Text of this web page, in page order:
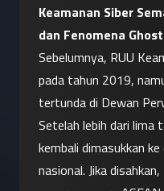
Keamanan Siber
dan Fenomena
Sebelumnya, RUU
pada tahun 2019,
tertunda di Dewan
Setelah lebih dari lima
kembali dimasukkan
nasional. Jika